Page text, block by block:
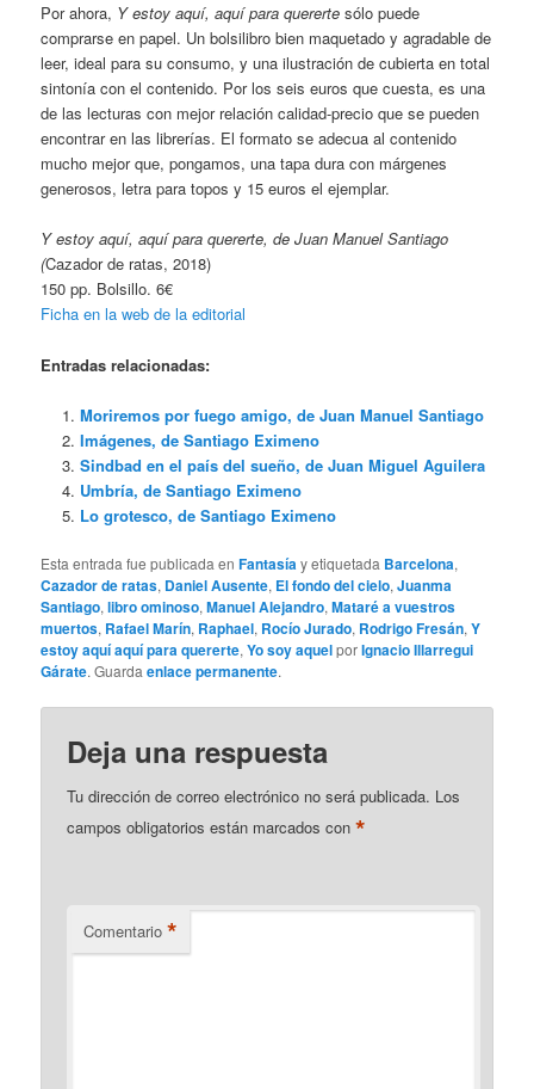
Por ahora, Y estoy aquí, aquí para quererte sólo puede
comprarse en papel. Un bolsilibro bien maquetado y agradable de
leer, ideal para su consumo, y una ilustración de cubierta en total
sintonía con el contenido. Por los seis euros que cuesta, es una
de las lecturas con mejor relación calidad-precio que se pueden
encontrar en las librerías. El formato se adecua al contenido
mucho mejor que, pongamos, una tapa dura con márgenes
generosos, letra para topos y 15 euros el ejemplar.
Y estoy aquí, aquí para quererte, de Juan Manuel Santiago
(Cazador de ratas, 2018)
150 pp. Bolsillo. 6€
Ficha en la web de la editorial
Entradas relacionadas:
Moriremos por fuego amigo, de Juan Manuel Santiago
Imágenes, de Santiago Eximeno
Sindbad en el país del sueño, de Juan Miguel Aguilera
Umbría, de Santiago Eximeno
Lo grotesco, de Santiago Eximeno
Esta entrada fue publicada enFantasíay etiquetada Barcelona,
Cazador de ratas, Daniel Ausente, El fondo del cielo,Juanma
Santiago,libro ominoso,Manuel Alejandro,Mataré a vuestros
muertos, Rafael Marín, Raphael, Rocío Jurado, Rodrigo Fresán,Y
estoy aquí aquí para quererte,Yo soy aquelporIgnacio Illarregui
Gárate. Guardaenlace permanente.
Deja una respuesta
Tu dirección de correo electrónico no será publicada. Los
campos obligatorios están marcados con*
Comentario *